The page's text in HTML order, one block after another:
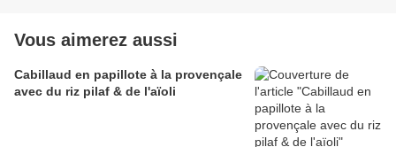
Vous aimerez aussi
Cabillaud en papillote à la provençale
avec du riz pilaf & de l'aïoli